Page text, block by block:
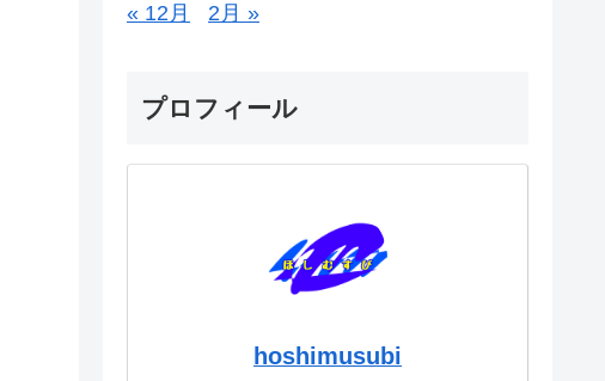
« 12月 2月 »
プロフィール
hoshimusubi